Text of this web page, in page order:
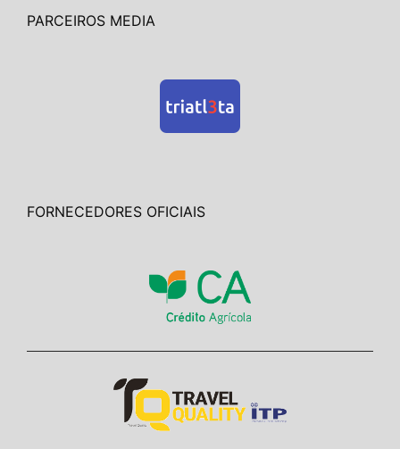
PARCEIROS MEDIA
FORNECEDORES OFICIAIS